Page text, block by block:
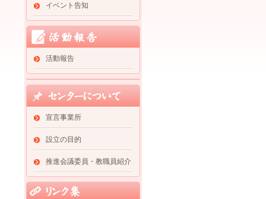
イベント告知
活動報告
宣言事業所
設立の目的
推進会議委員・教職員紹介